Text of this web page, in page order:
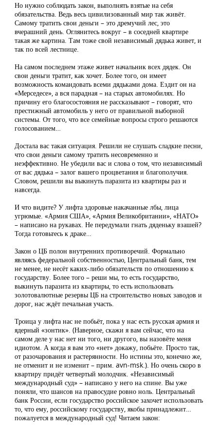
Но нужно соблюдать закон, выполнять взятые на себя
обязательства. Ведь весь цивилизованный мир так живёт.
Самому тратить свои деньги – это дремучий лес, это
вчерашний день. Оглянитесь вокруг – в соседней квартире
такая же картина. Там тоже свой независимый дядька живет, и
так по всей лестнице.
На самом последнем этаже живет начальник всех дядек. Он
свои деньги тратит, как хочет. Более того, он имеет
возможность командовать всеми дядьками дома. Ездит он на
«Мерседесе», а вся парадная – на старых автомобилях. Но
причину его благосостояния не рассказывают – говорят, что
престижный автомобиль у него от правильной выборной
системы. От того, что все семейные вопросы строго решаются
голосованием…
Достала вас такая ситуация. Решили не слушать сладкие песни,
что свои деньги самому тратить несовременно и
неэффективно. Не убедили вас и слова о том, что независимый
от вас дядька – залог вашего процветания и благополучия.
Словом, решили вы выкинуть паразита из квартиры раз и
навсегда.
И что видите? У лифта здоровые накачанные лбы, лица
угрюмые. «Армия США», «Армия Великобритании», «НАТО»
– написано на рукавах. Не передумали гнать дяденьку взашей?
Тогда готовьтесь к драке…
Закон о ЦБ полон внутренних противоречий. Формально
являясь федеральной собственностью, Центральный банк, тем
не менее, не несёт каких-либо обязательств по отношению к
государству. Более того – реши мы, то есть государство,
выкинуть паразита из квартиры, то есть использовать
золотовалютные резервы ЦБ на строительство новых заводов и
дорог, нас ждёт печальная участь.
Троица у лифта нас не побьёт, пока у нас есть русская армия и
ядерный «зонтик». (Наверное, скажи я вам сейчас, что на
самом деле у нас нет ни того, ни другого, вы назовёте меня
идиотом. А когда я вам это «нет» докажу, побьёте. Просто так,
от разочарования и растерянности. Но истины это, конечно же,
не отменит и не изменит – прим. avn-msk.). Но очень скоро в
квартиру придёт четвертый молодчик. «Независимый
международный суд» – написано у него на спине. Вы уже
поняли, что шансов на правосудие ровно ноль. Центральный
банк России, если государство российское захочет использовать
то, что ему, российскому государству, якобы принадлежит…
пожалуется в международный суд! Читаем закон: